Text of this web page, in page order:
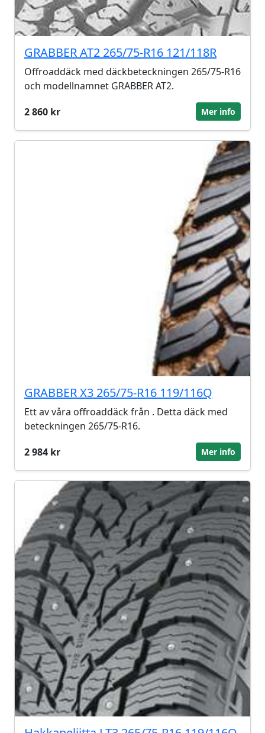
GRABBER AT2 265/75-R16 121/118R
Offroaddäck med däckbeteckningen 265/75-R16
och modellnamnet GRABBER AT2.
2 860 kr
Mer info
GRABBER X3 265/75-R16 119/116Q
Ett av våra offroaddäck från . Detta däck med
beteckningen 265/75-R16.
2 984 kr
Mer info